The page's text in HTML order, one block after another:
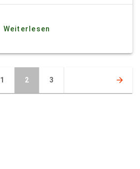
Weiterlesen
1 2 3